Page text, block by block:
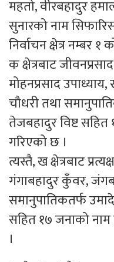
महतो, वीरबहादुर
सुनारको नाम
निर्वाचन क्षेत्र नम्बर
क क्षेत्रबाट
मोहनप्रसाद
चौधरी तथा
तेजबहादुर विष्ट
गरिएको छ ।
त्यस्तै, ख क्षेत्रबाट
गंगाबहादुर कुँवर,
समानुपातिकतर्फ
सहित १७ जनाको
।